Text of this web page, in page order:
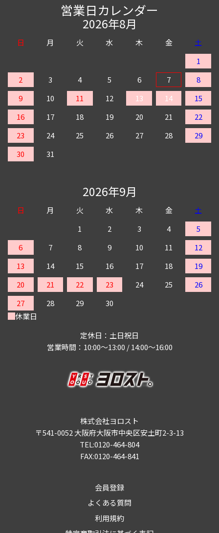
営業日カレンダー
2026年8月
日 月 火 水 木 金
土
1
2
3 4 5 6 7
8
9
10 11 12 13 14
15
16
17 18 19 20 21
22
23
24 25 26 27 28
29
30
31
2026年9月
日 月 火 水 木 金
土
1
2 3 4
5
6
7 8 9 10 11
12
13
14 15 16 17 18
19
20
21 22 23 24 25
26
27
28 29
30
休業日
定休日：土日祝日
営業時間：10:00～13:00 / 14:00～16:00
株式会社ヨロスト
〒541-0052 大阪府大阪市中央区安土町2-3-13
TEL:0120-464-804
FAX:0120-464-841
会員登録
よくある質問
利用規約